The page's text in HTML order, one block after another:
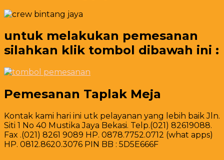
untuk melakukan pemesanan
silahkan klik tombol dibawah ini :
Pemesanan Taplak Meja
Kontak kami hari ini utk pelayanan yang lebih baik Jln.
Siti 1 No 40 Mustika Jaya Bekasi. Telp.(021) 82619088.
Fax .(021) 8261 9089 HP. 0878.7752.0712 (what apps)
HP. 0812.8620.3076 PIN BB : 5D5E666F